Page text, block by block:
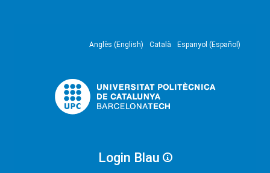
Anglès (English) Català Espanyol (Español)
Login Blau